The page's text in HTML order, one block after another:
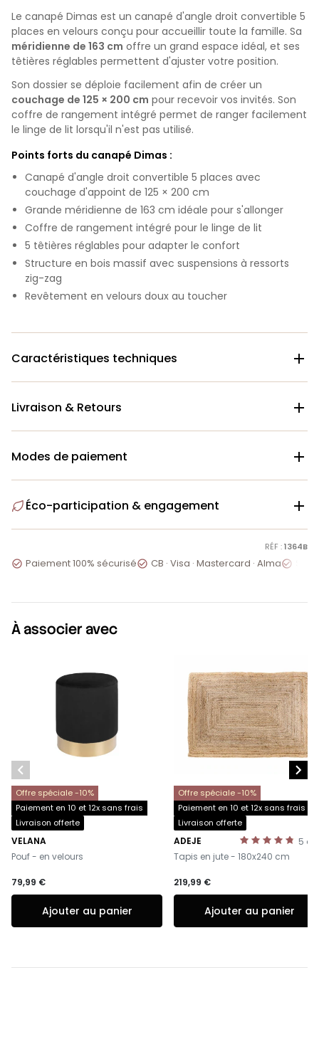
Le canapé Dimas est un canapé d'angle droit convertible 5
places en velours conçu pour accueillir toute la famille. Sa
méridienne de 163 cm offre un grand espace idéal, et ses
têtières réglables permettent d'ajuster votre position.
Son dossier se déploie facilement afin de créer un
couchage de 125 × 200 cm pour recevoir vos invités. Son
coffre de rangement intégré permet de ranger facilement
le linge de lit lorsqu'il n'est pas utilisé.
Points forts du canapé Dimas :
Canapé d'angle droit convertible 5 places avec
couchage d'appoint de 125 × 200 cm
Grande méridienne de 163 cm idéale pour s'allonger
Coffre de rangement intégré pour le linge de lit
5 têtières réglables pour adapter le confort
Structure en bois massif avec suspensions à ressorts
zig-zag
Revêtement en velours doux au toucher
Caractéristiques techniques 
Livraison & Retours 
Modes de paiement 
Éco-participation & engagement 
RÉF :1364B
 Paiement 100% sécurisé CB · Visa · Mastercard · Alma
À associer avec
Offre spéciale -10%
Paiement en 10 et 12x sans frais
Livraison offerte
VELANA
-
Pouf - en velours
79,99 €
Ajouter au panier
Offre spéciale -10%
Paiement en 10 et 12x sans frais
Livraison offerte
5
ADEJE
-
Tapis en jute - 180x240 cm
219,99 €
Ajouter au panier
 